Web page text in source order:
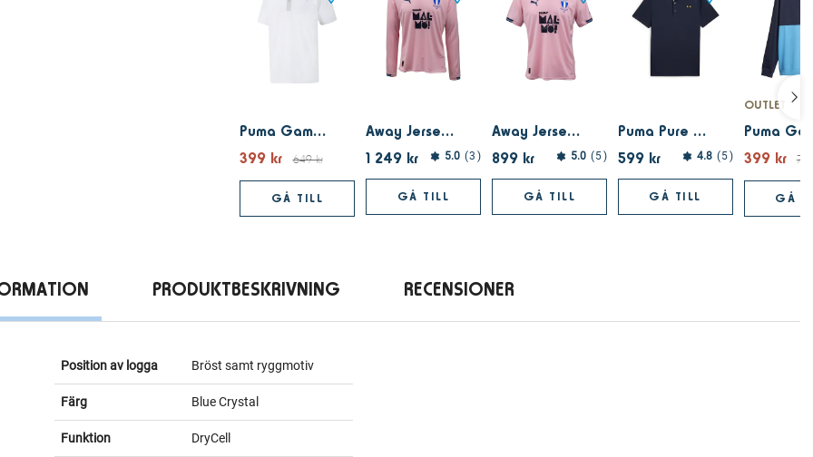
Puma Gamer Polo Bright White
399 kr
649 kr
GÅ TILL
Away Jersey 25 Replica LS - Bright Pink
1 249 kr
5.0 3
GÅ TILL
Away Jersey 25 Replica Jr Bright Pink
899 kr
5.0 5
GÅ TILL
Puma Pure 2.0 Polo Deep Navy
599 kr
4.8 5
GÅ TILL
OUTLET
399 kr
GÅ
PRODUKTBESKRIVNING RECENSIONER
Position av logga Bröst samt ryggmotiv
Färg Blue Crystal
Funktion DryCell